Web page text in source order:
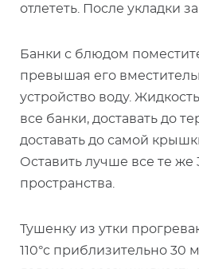
отлететь. После укладки
Банки с блюдом
превышая его
устройство воду.
все банки, доставать до
доставать до самой
Оставить лучше все те же
пространства.
Тушенку из утки
110°c приблизительно 30